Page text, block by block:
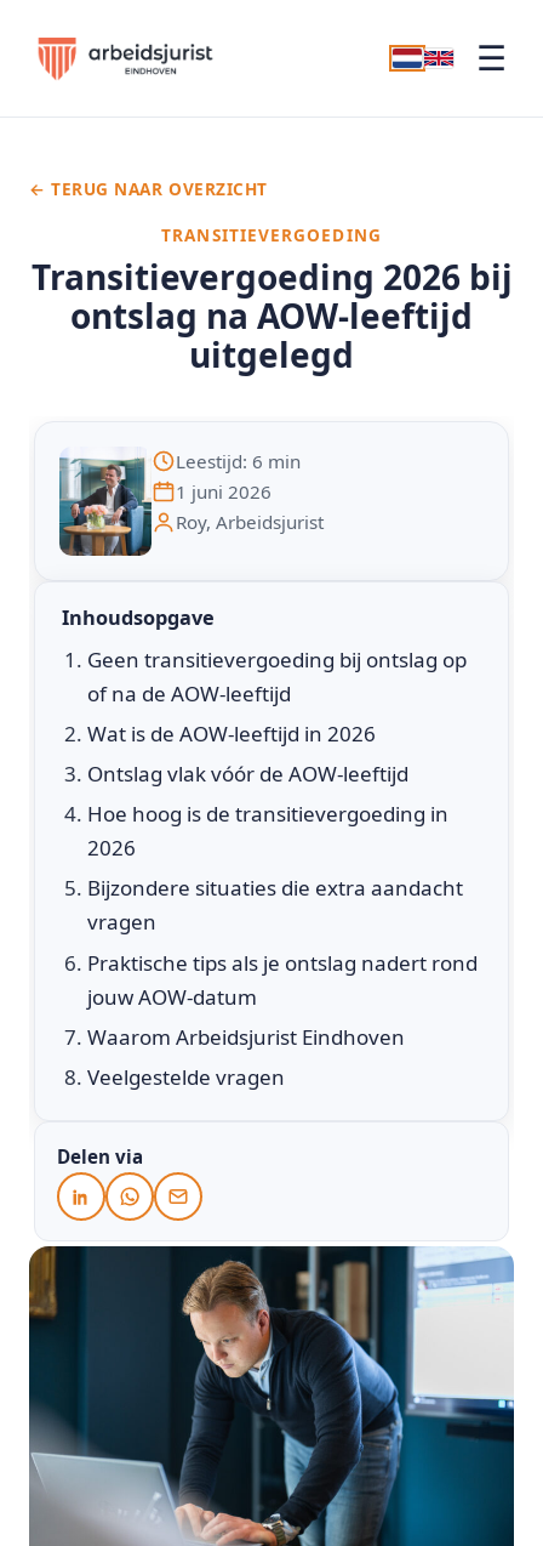
☰
Transitievergoeding 2026 bij
ontslag na AOW-leeftijd
uitgelegd
← TERUG NAAR OVERZICHT
TRANSITIEVERGOEDING
Leestijd: 6 min
1 juni 2026
Roy, Arbeidsjurist
Inhoudsopgave
Geen transitievergoeding bij ontslag op
of na de AOW-leeftijd
Wat is de AOW-leeftijd in 2026
Ontslag vlak vóór de AOW-leeftijd
Hoe hoog is de transitievergoeding in
2026
Bijzondere situaties die extra aandacht
vragen
Praktische tips als je ontslag nadert rond
jouw AOW-datum
Waarom Arbeidsjurist Eindhoven
Veelgestelde vragen
Delen via